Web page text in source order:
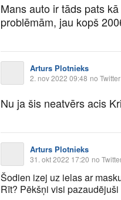
Mans auto ir tāds pats
problēmām, jau kopš
Arturs Plotnieks
2. nov 2022 09:48 no Twitter
Nu ja šis neatvērs acis
Arturs Plotnieks
31. okt 2022 17:20 no
Šodien izej uz ielas ar
Rīt? Pēkšņi visi